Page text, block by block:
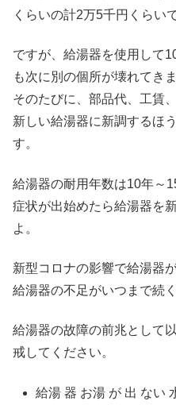
くらいの計2万5千円くらい
ですが、給湯器を使用して
も次に別の個所が壊れてきま
そのたびに、部品代、工賃
新しい給湯器に新調するほ
す。
給湯器の耐用年数は10年～
症状が出始めたら給湯器を
よ。
新型コロナの影響で給湯器
給湯器の不足がいつまで続
給湯器の故障の前兆として
戒してください。
給湯 器 お湯 が 出 ない